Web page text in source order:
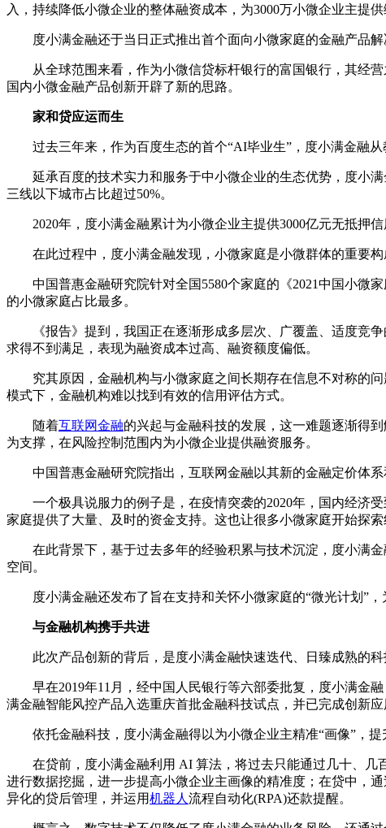
入，持续降低小微企业的整体融资成本，为3000万小微企业主提供
度小满金融还于当日正式推出首个面向小微家庭的金融产品
从全球范围来看，作为小微信贷标杆银行的富国银行，其经
国内小微金融产品创新开辟了新的思路。
家和贷应运而生
过去三年来，作为百度生态的首个“AI毕业生”，度小满金融
延承百度的技术实力和服务于中小微企业的生态优势，度小
三线以下城市占比超过50%。
2020年，度小满金融累计为小微企业主提供3000亿元无抵押
在此过程中，度小满金融发现，小微家庭是小微群体的重要
中国普惠金融研究院针对全国5580个家庭的《2021中国小微
的小微家庭占比最多。
《报告》提到，我国正在逐渐形成多层次、广覆盖、适度竞
求得不到满足，表现为融资成本过高、融资额度偏低。
究其原因，金融机构与小微家庭之间长期存在信息不对称的
模式下，金融机构难以找到有效的信用评估方式。
随着互联网金融的兴起与金融科技的发展，这一难题逐渐得
为支撑，在风险控制范围内为小微企业提供融资服务。
中国普惠金融研究院指出，互联网金融以其新的金融定价体
一个极具说服力的例子是，在疫情突袭的2020年，国内经济
家庭提供了大量、及时的资金支持。这也让很多小微家庭开始探
在此背景下，基于过去多年的经验积累与技术沉淀，度小满
空间。
度小满金融还发布了旨在支持和关怀小微家庭的“微光计划”
与金融机构携手共进
此次产品创新的背后，是度小满金融快速迭代、日臻成熟的科
早在2019年11月，经中国人民银行等六部委批复，度小满金
满金融智能风控产品入选重庆首批金融科技试点，并已完成创新应
依托金融科技，度小满金融得以为小微企业主精准“画像”，
在贷前，度小满金融利用 AI 算法，将过去只能通过几十、几
进行数据挖掘，进一步提高小微企业主画像的精准度；在贷中，
异化的贷后管理，并运用机器人 流程自动化(RPA)还款提醒。